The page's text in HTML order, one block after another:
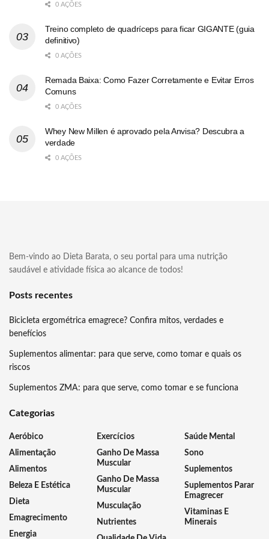
0 AÇÕES
Treino completo de quadríceps para ficar GIGANTE (guia
definitivo)
0 AÇÕES
Remada Baixa: Como Fazer Corretamente e Evitar Erros
Comuns
0 AÇÕES
Whey New Millen é aprovado pela Anvisa? Descubra a
verdade
0 AÇÕES
Bem-vindo ao Dieta Barata, o seu portal para uma nutrição
saudável e atividade física ao alcance de todos!
Posts recentes
Bicicleta ergométrica emagrece? Confira mitos, verdades e
benefícios
Suplementos alimentar: para que serve, como tomar e quais os
riscos
Suplementos ZMA: para que serve, como tomar e se funciona
Categorias
Aeróbico
Alimentação
Alimentos
Beleza E Estética
Dieta
Emagrecimento
Energia
Exercícios
Ganho De Massa
Muscular
Ganho De Massa
Muscular
Musculação
Nutrientes
Saúde Mental
Sono
Suplementos
Suplementos Parar
Emagrecer
Vitaminas E
Minerais